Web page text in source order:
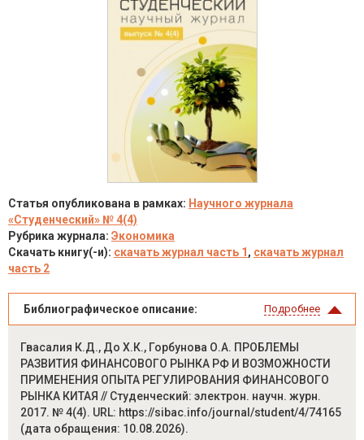
Статья опубликована в рамках: Научного журнала
«Студенческий» № 4(4)
Рубрика журнала: Экономика
Скачать книгу(-и): скачать журнал часть 1 , скачать журнал
часть 2
Библиографическое описание: Подробнее
Гвасалия К.Д., До Х.К., Горбунова О.А. ПРОБЛЕМЫ
РАЗВИТИЯ ФИНАНСОВОГО РЫНКА РФ И ВОЗМОЖНОСТИ
ПРИМЕНЕНИЯ ОПЫТА РЕГУЛИРОВАНИЯ ФИНАНСОВОГО
РЫНКА КИТАЯ // Студенческий: электрон. научн. журн.
2017. № 4(4). URL: https://sibac.info/journal/student/4/74165
(дата обращения: 10.08.2026).